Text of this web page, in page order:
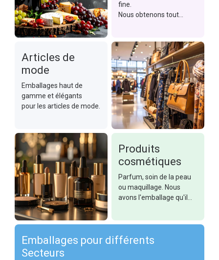
fine.
Nous obtenons tout
Articles de
mode
Emballages haut de
gamme et élégants
pour les articles de mode.
Produits
cosmétiques
Parfum, soin de la peau
ou maquillage. Nous
avons l'emballage qu'il
Emballages pour différents
Secteurs